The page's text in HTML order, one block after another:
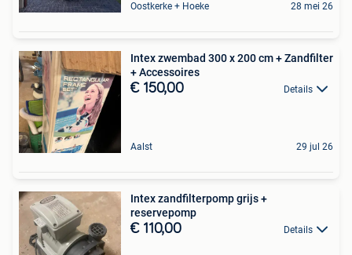
Oostkerke + Hoeke 28 mei 26
Intex zwembad 300 x 200 cm + Zandfilter
+ Accessoires
€ 150,00 Details
Aalst 29 jul 26
Intex zandfilterpomp grijs +
reservepomp
€ 110,00 Details